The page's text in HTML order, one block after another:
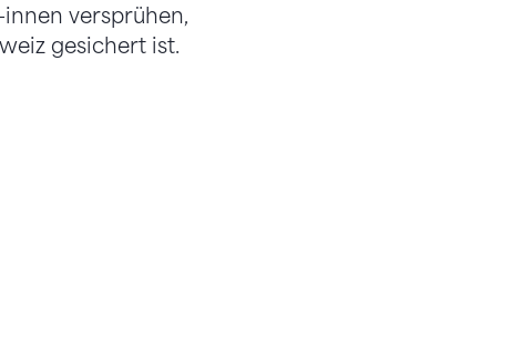
versprühen,
gesichert ist.